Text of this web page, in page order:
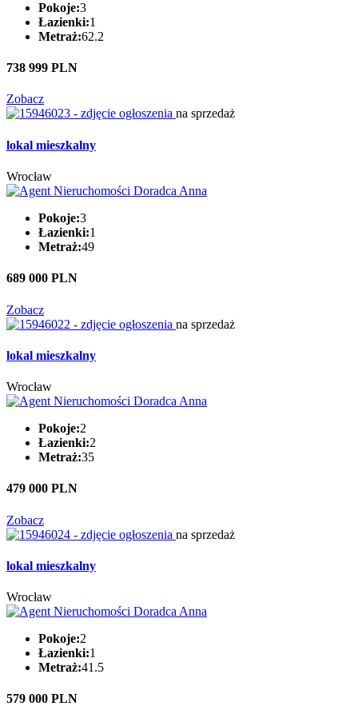
Pokoje:3
Łazienki:1
Metraż:62.2
738 999 PLN
Zobacz
na sprzedaż
lokal mieszkalny
Wrocław
Pokoje:3
Łazienki:1
Metraż:49
689 000 PLN
Zobacz
na sprzedaż
lokal mieszkalny
Wrocław
Pokoje:2
Łazienki:2
Metraż:35
479 000 PLN
Zobacz
na sprzedaż
lokal mieszkalny
Wrocław
Pokoje:2
Łazienki:1
Metraż:41.5
579 000 PLN